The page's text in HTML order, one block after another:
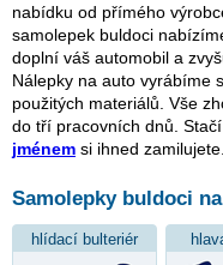
nabídku od přímého
samolepek buldoci
doplní váš automobil a
Nálepky na auto vyrábíme
použitých materiálů. Vše
do tří pracovních dnů. Stačí
jménem si ihned zamilujete.
Samolepky buldoci
hlídací bulteriér